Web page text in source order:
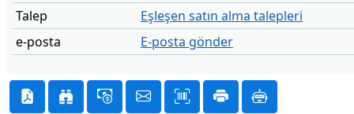
Talep
Eşleşen satın alma talepleri
e-posta
E-posta gönder